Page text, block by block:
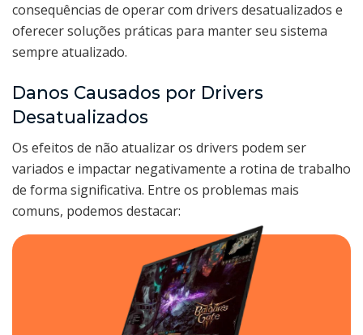
consequências de operar com drivers desatualizados e
oferecer soluções práticas para manter seu sistema
sempre atualizado.
Danos Causados por Drivers
Desatualizados
Os efeitos de não atualizar os drivers podem ser
variados e impactar negativamente a rotina de trabalho
de forma significativa. Entre os problemas mais
comuns, podemos destacar: